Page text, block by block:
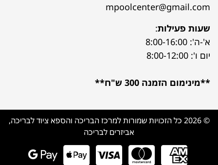
mpoolcenter@gmail.com
שעות פעילות:
א'-ה': 8:00-16:00
יום ו': 8:00-12:00
**מינימום הזמנה 300 ש"ח**
© 2026 כל הזכויות שמורות למרכז הבריכה והספא ציוד לבריכה,
אביזרים לבריכה